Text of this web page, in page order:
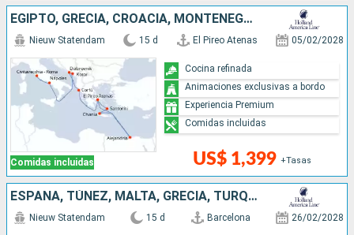
EGIPTO, GRECIA, CROACIA, MONTENEGRO, ITALIA
Comidas incluidas
Nieuw Statendam 15 d El Pireo Atenas 05/02/2028
US$ 1,399 +Tasas
Cocina refinada
Animaciones exclusivas a bordo
Experiencia Premium
Comidas incluidas
ESPAÑA, TÚNEZ, MALTA, GRECIA, TURQUÍA
Nieuw Statendam 15 d Barcelona 26/02/2028